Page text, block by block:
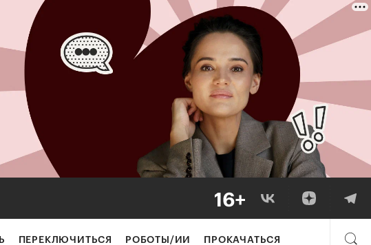
ПЕРЕКЛЮЧИТЬСЯ РОБОТЫ/ИИ ПРОКАЧАТЬСЯ